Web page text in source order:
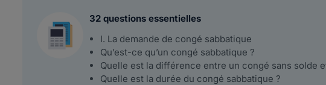
32 questions essentielles
I. La demande de congé sabbatique
Qu’est-ce qu’un congé sabbatique ?
Quelle est la différence entre un congé sans solde
Quelle est la durée du congé sabbatique ?